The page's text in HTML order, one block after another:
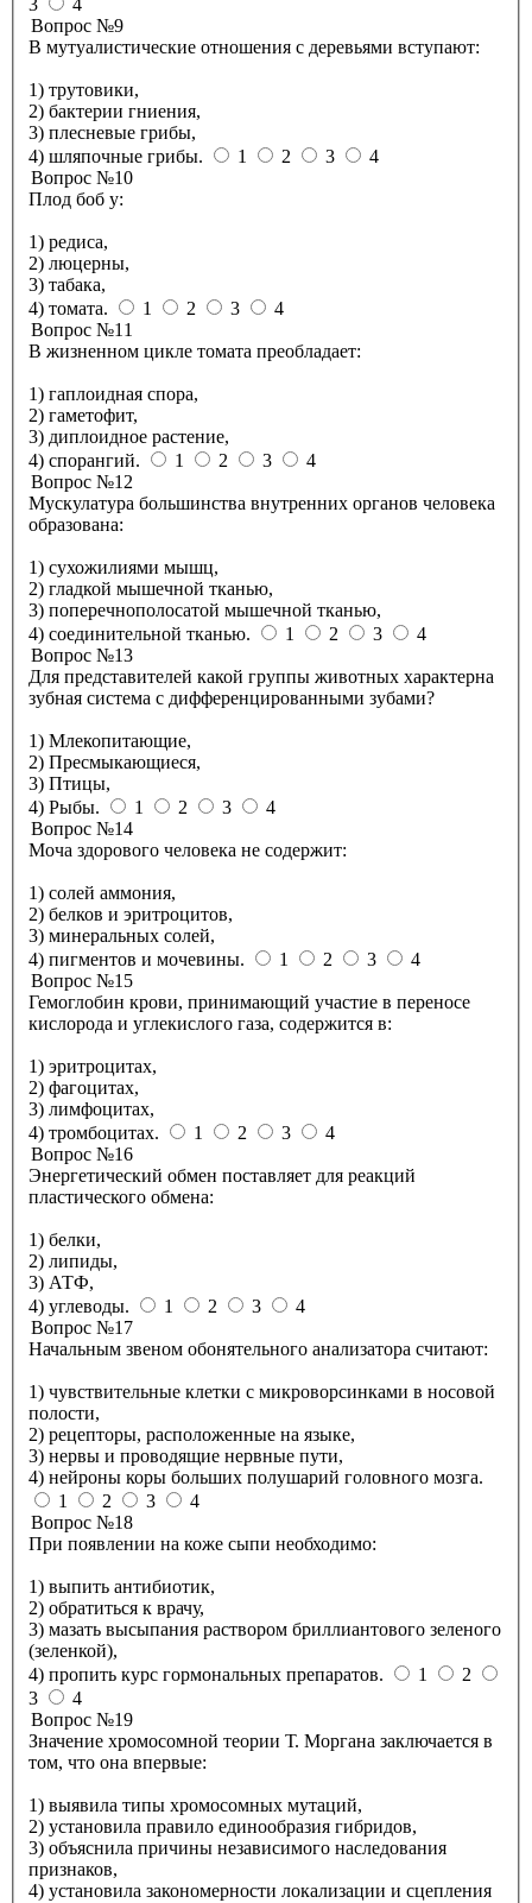
3
4
Вопрос №9
В мутуалистические отношения с деревьями вступают:
1) трутовики,
2) бактерии гниения,
3) плесневые грибы,
4) шляпочные грибы.
1 2 3
4
Вопрос №10
Плод боб у:
1) редиса,
2) люцерны,
3) табака,
4) томата.
1 2 3
4
Вопрос №11
В жизненном цикле томата преобладает:
1) гаплоидная спора,
2) гаметофит,
3) диплоидное растение,
4) спорангий.
1 2 3
4
Вопрос №12
Мускулатура большинства внутренних органов человека
образована:
1) сухожилиями мышц,
2) гладкой мышечной тканью,
3) поперечнополосатой мышечной тканью,
4) соединительной тканью.
1 2 3
4
Вопрос №13
Для представителей какой группы животных характерна
зубная система с дифференцированными зубами?
1) Млекопитающие,
2) Пресмыкающиеся,
3) Птицы,
4) Рыбы.
1 2 3
4
Вопрос №14
Моча здорового человека не содержит:
1) солей аммония,
2) белков и эритроцитов,
3) минеральных солей,
4) пигментов и мочевины.
1 2 3
4
Вопрос №15
Гемоглобин крови, принимающий участие в переносе
кислорода и углекислого газа, содержится в:
1) эритроцитах,
2) фагоцитах,
3) лимфоцитах,
4) тромбоцитах.
1 2 3
4
Вопрос №16
Энергетический обмен поставляет для реакций
пластического обмена:
1) белки,
2) липиды,
3) АТФ,
4) углеводы.
1 2 3
4
Вопрос №17
Начальным звеном обонятельного анализатора считают:
1) чувствительные клетки с микроворсинками в носовой
полости,
2) рецепторы, расположенные на языке,
3) нервы и проводящие нервные пути,
4) нейроны коры больших полушарий головного мозга.
1
2 3
4
Вопрос №18
При появлении на коже сыпи необходимо:
1) выпить антибиотик,
2) обратиться к врачу,
3) мазать высыпания раствором бриллиантового зеленого
(зеленкой),
4) пропить курс гормональных препаратов.
1
2
3
4
Вопрос №19
Значение хромосомной теории Т. Моргана заключается в
том, что она впервые:
1) выявила типы хромосомных мутаций,
2) установила правило единообразия гибридов,
3) объяснила причины независимого наследования
признаков,
4) установила закономерности локализации и сцепления